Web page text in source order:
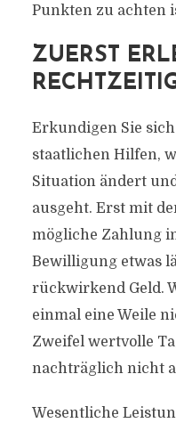
Punkten zu achten
ZUERST
Erkundigen Sie
staatlichen Hilfen,
Situation ändert
ausgeht. Erst mit
mögliche Zahlung
Bewilligung etwas
rückwirkend Geld.
einmal eine Weile
Zweifel wertvolle
nachträglich nicht
Wesentliche